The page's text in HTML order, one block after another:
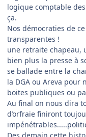
logique comptable
ça.
Nos démocraties de
transparentes !
une retraite chapeau,
bien plus la presse à
se ballade entre la
la DGA ou Areva pour
boites publiques ou
Au final on nous dira
d’orfraie finiront